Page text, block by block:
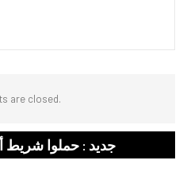
are closed.
جديد : حملوا